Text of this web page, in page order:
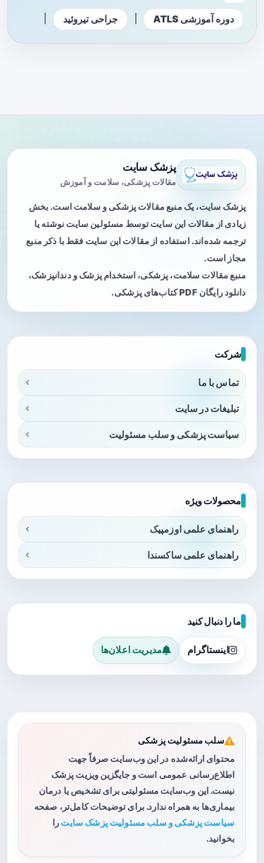
دوره آموزشی ATLS جراحی تیروئید
پزشک سایت
مقالات پزشکی، سلامت و آموزش
پزشک سایت، یک منبع مقالات پزشکی و سلامت است. بخش
زیادی از مقالات این سایت توسط مسئولین سایت نوشته یا
ترجمه شده‌اند. استفاده از مقالات این سایت فقط با ذکر منبع
مجاز است.
منبع مقالات سلامت، پزشکی، استخدام پزشک و دندانپزشک،
دانلود رایگان PDF کتاب‌های پزشکی.
شرکت
تماس با ما
تبلیغات در سایت
سیاست پزشکی و سلب مسئولیت
محصولات ویژه
راهنمای علمی اوزمپیک
راهنمای علمی ساکسندا
ما را دنبال کنید
اینستاگرام مدیریت اعلان‌ها
سلب مسئولیت پزشکی
محتوای ارائه‌شده در این وب‌سایت صرفاً جهت
اطلاع‌رسانی عمومی است و جایگزین ویزیت پزشک
نیست. این وب‌سایت مسئولیتی برای تشخیص یا درمان
بیماری‌ها به همراه ندارد. برای توضیحات کامل‌تر، صفحه
سیاست پزشکی و سلب مسئولیت پزشک سایت را
بخوانید.